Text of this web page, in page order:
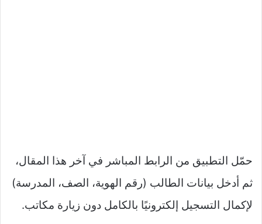
حمّل التطبيق من الرابط المباشر في آخر هذا المقال،
ثم أدخل بيانات الطالب (رقم الهوية، الصف، المدرسة)
لإكمال التسجيل إلكترونيًا بالكامل دون زيارة مكاتب.